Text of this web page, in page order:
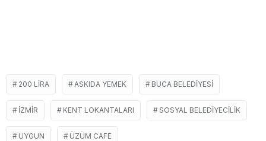
200 LIRA ASKIDA YEMEK BUCA BELEDIYESI
İZMIR KENT LOKANTALARI SOSYAL BELEDIYECILIK
UYGUN ÜZÜM CAFE